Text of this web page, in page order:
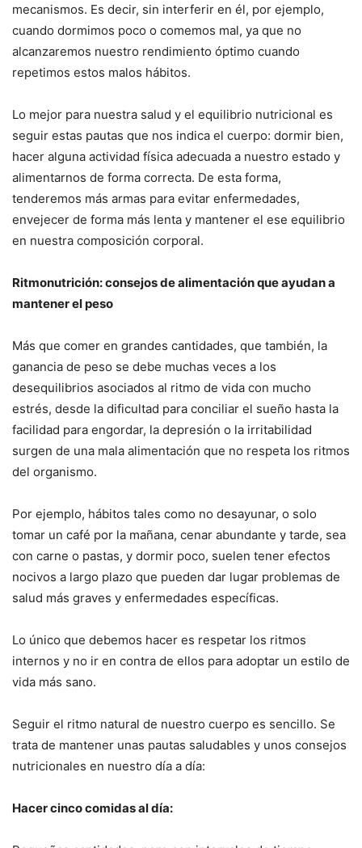
mecanismos. Es decir, sin interferir en él, por ejemplo,
cuando dormimos poco o comemos mal, ya que no
alcanzaremos nuestro rendimiento óptimo cuando
repetimos estos malos hábitos.
Lo mejor para nuestra salud y el equilibrio nutricional es
seguir estas pautas que nos indica el cuerpo: dormir bien,
hacer alguna actividad física adecuada a nuestro estado y
alimentarnos de forma correcta. De esta forma,
tenderemos más armas para evitar enfermedades,
envejecer de forma más lenta y mantener el ese equilibrio
en nuestra composición corporal.
Ritmonutrición: consejos de alimentación que ayudan a
mantener el peso
Más que comer en grandes cantidades, que también, la
ganancia de peso se debe muchas veces a los
desequilibrios asociados al ritmo de vida con mucho
estrés, desde la dificultad para conciliar el sueño hasta la
facilidad para engordar, la depresión o la irritabilidad
surgen de una mala alimentación que no respeta los ritmos
del organismo.
Por ejemplo, hábitos tales como no desayunar, o solo
tomar un café por la mañana, cenar abundante y tarde, sea
con carne o pastas, y dormir poco, suelen tener efectos
nocivos a largo plazo que pueden dar lugar problemas de
salud más graves y enfermedades específicas.
Lo único que debemos hacer es respetar los ritmos
internos y no ir en contra de ellos para adoptar un estilo de
vida más sano.
Seguir el ritmo natural de nuestro cuerpo es sencillo. Se
trata de mantener unas pautas saludables y unos consejos
nutricionales en nuestro día a día:
Hacer cinco comidas al día: